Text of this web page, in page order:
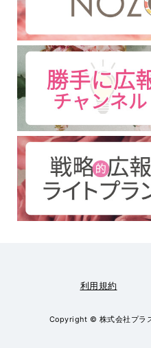
利用規約
Copyright © 株式会社プラ